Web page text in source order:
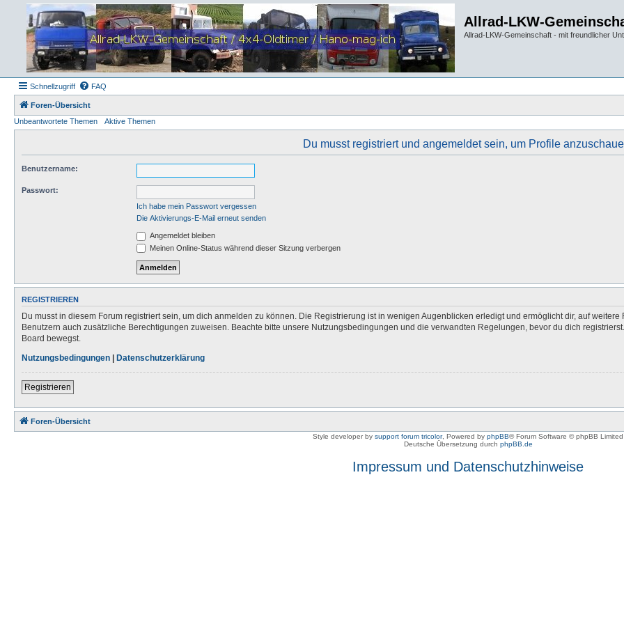
Allrad-LKW-
Allrad-LKW-Gemeinschaft - mit freundlicher
Schnellzugriff FAQ
Foren-Übersicht
Unbeantwortete Themen
Aktive Themen
Du musst registriert und angemeldet sein, um Profile
Benutzername:
Passwort:
Ich habe mein Passwort vergessen
Die Aktivierungs-E-Mail erneut senden
Angemeldet bleiben
Meinen Online-Status während dieser Sitzung verbergen
REGISTRIEREN
Du musst in diesem Forum registriert sein, um dich anmelden zu können. Die Registrierung ist in wenigen Augenblicken erledigt und ermöglicht dir, auf
Benutzern auch zusätzliche Berechtigungen zuweisen. Beachte bitte unsere Nutzungsbedingungen und die verwandten Regelungen, bevor du dich
Board bewegst.
Nutzungsbedingungen | Datenschutzerklärung
Registrieren
Foren-Übersicht
Style developer by support forum tricolor, Powered by phpBB® Forum Software © phpBB Limited
Deutsche Übersetzung durch phpBB.de
Impressum und Datenschutzhinweise